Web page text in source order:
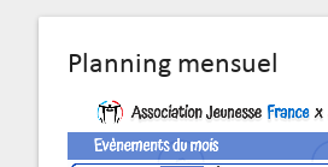
Planning mensuel